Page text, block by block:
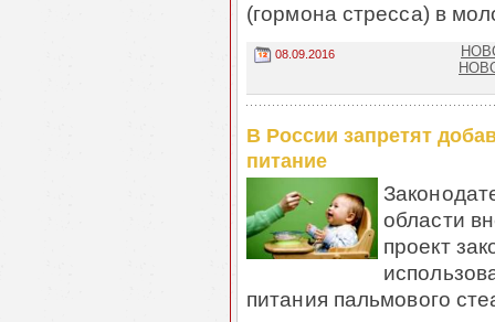
(гормона стресса) в
08.09.2016
В России запретят
питание
области
проект
питания пальмового